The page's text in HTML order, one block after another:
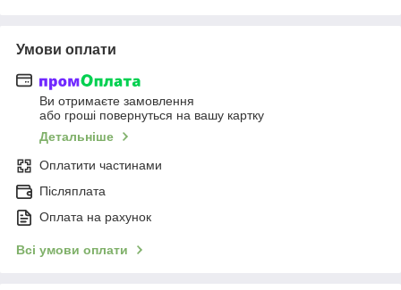
Умови оплати
Ви отримаєте замовлення
або гроші повернуться на вашу картку
Детальніше
Оплатити частинами
Післяплата
Оплата на рахунок
Всі умови оплати